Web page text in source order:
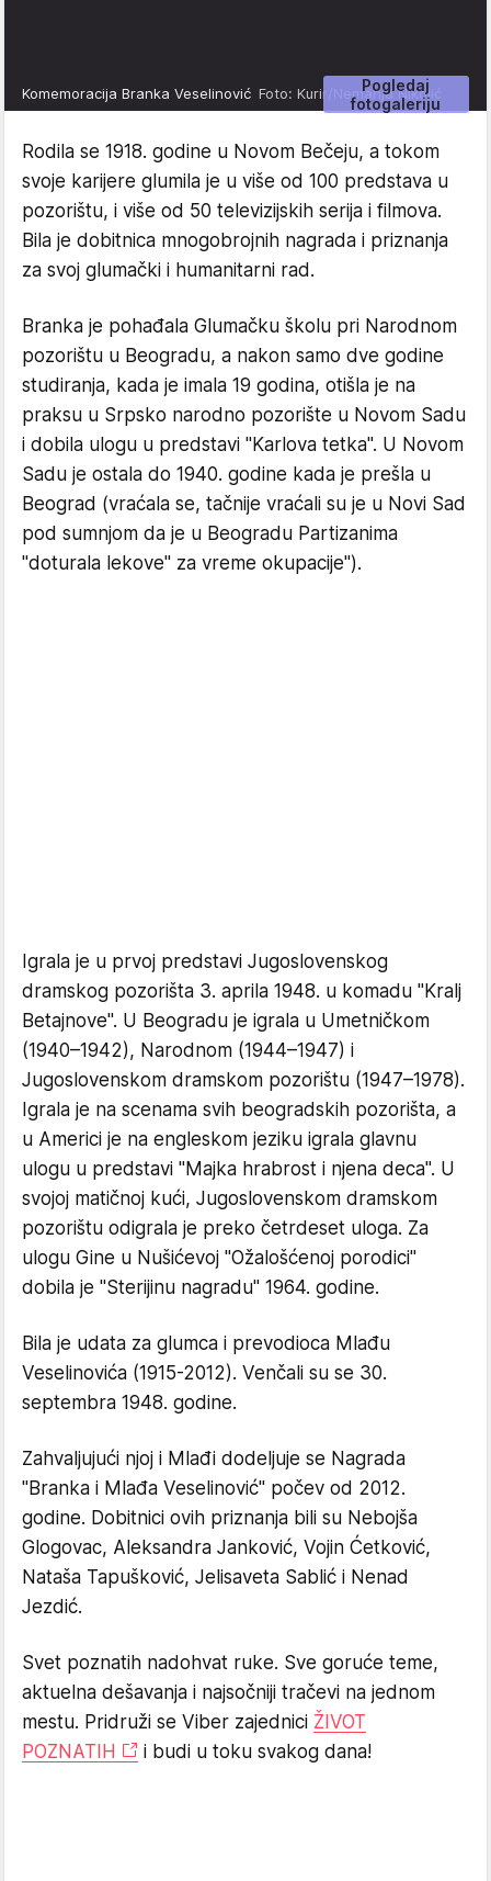
Pogledaj
fotogaleriju
Komemoracija Branka Veselinović Foto: Kurir/Nemanja Nikolić
Rodila se 1918. godine u Novom Bečeju, a tokom
svoje karijere glumila je u više od 100 predstava u
pozorištu, i više od 50 televizijskih serija i filmova.
Bila je dobitnica mnogobrojnih nagrada i priznanja
za svoj glumački i humanitarni rad.
Branka je pohađala Glumačku školu pri Narodnom
pozorištu u Beogradu, a nakon samo dve godine
studiranja, kada je imala 19 godina, otišla je na
praksu u Srpsko narodno pozorište u Novom Sadu
i dobila ulogu u predstavi "Karlova tetka". U Novom
Sadu je ostala do 1940. godine kada je prešla u
Beograd (vraćala se, tačnije vraćali su je u Novi Sad
pod sumnjom da je u Beogradu Partizanima
"doturala lekove" za vreme okupacije").
Igrala je u prvoj predstavi Jugoslovenskog
dramskog pozorišta 3. aprila 1948. u komadu "Kralj
Betajnove". U Beogradu je igrala u Umetničkom
(1940–1942), Narodnom (1944–1947) i
Jugoslovenskom dramskom pozorištu (1947–1978).
Igrala je na scenama svih beogradskih pozorišta, a
u Americi je na engleskom jeziku igrala glavnu
ulogu u predstavi "Majka hrabrost i njena deca". U
svojoj matičnoj kući, Jugoslovenskom dramskom
pozorištu odigrala je preko četrdeset uloga. Za
ulogu Gine u Nušićevoj "Ožalošćenoj porodici"
dobila je "Sterijinu nagradu" 1964. godine.
Bila je udata za glumca i prevodioca Mlađu
Veselinovića (1915-2012). Venčali su se 30.
septembra 1948. godine.
Zahvaljujući njoj i Mlađi dodeljuje se Nagrada
"Branka i Mlađa Veselinović" počev od 2012.
godine. Dobitnici ovih priznanja bili su Nebojša
Glogovac, Aleksandra Janković, Vojin Ćetković,
Nataša Tapušković, Jelisaveta Sablić i Nenad
Jezdić.
Svet poznatih nadohvat ruke. Sve goruće teme,
aktuelna dešavanja i najsočniji tračevi na jednom
mestu. Pridruži se Viber zajednici ŽIVOT
POZNATIH
i budi u toku svakog dana!